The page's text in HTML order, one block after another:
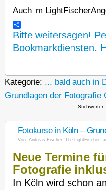
Auch im
Bitte weitersagen!
Bookmarkdiensten.
Kategorie: ... bald auch in
Grundlagen der Fotografie
Stichwörter:
Fotokurse in Köln –
Von: Andreas Fischer "The LightFischer"
Neue Termine
Fotografie
In Köln wird schon